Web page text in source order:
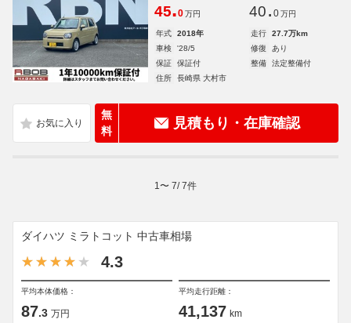
45.0 万円 40. 0 万円
年式 2018年 走行
27.7万km
車検
'28/5 修復
あり
保証
保証付 整備
法定整備付
住所
長崎県 大村市
無
料
見積もり・在庫確認
1 〜 7/7件
ダイハツ ミラトコット 中古車相場
4.3
平均本体価格：
87.3 万円
平均走行距離：
41,137 km